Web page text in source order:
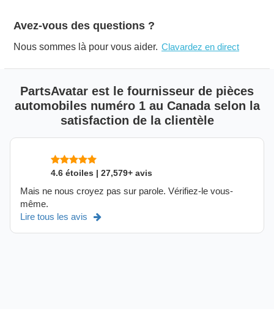
Avez-vous des questions ?
Nous sommes là pour vous aider. Clavardez en direct
PartsAvatar est le fournisseur de pièces
automobiles numéro 1 au Canada selon la
satisfaction de la clientèle
4.6 étoiles | 27,579+ avis
Mais ne nous croyez pas sur parole. Vérifiez-le vous-
même.
Lire tous les avis